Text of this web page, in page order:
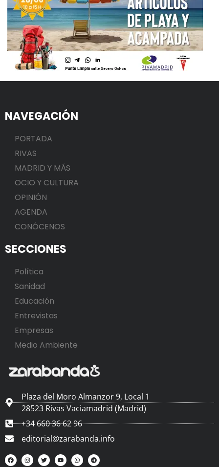
NAVEGACIÓN
PORTADA
RIVAS
MADRID Y MÁS
OCIO Y CULTURA
OPINIÓN
AGENDA
CONÓCENOS
SECCIONES
Política
Sanidad
Educación
Entrevistas
Empresas
Medio Ambiente
Plaza del Moro Almanzor 9, Local 1
28523 Rivas Vaciamadrid (Madrid)
+34 660 36 62 96
editorial@zarabanda.info